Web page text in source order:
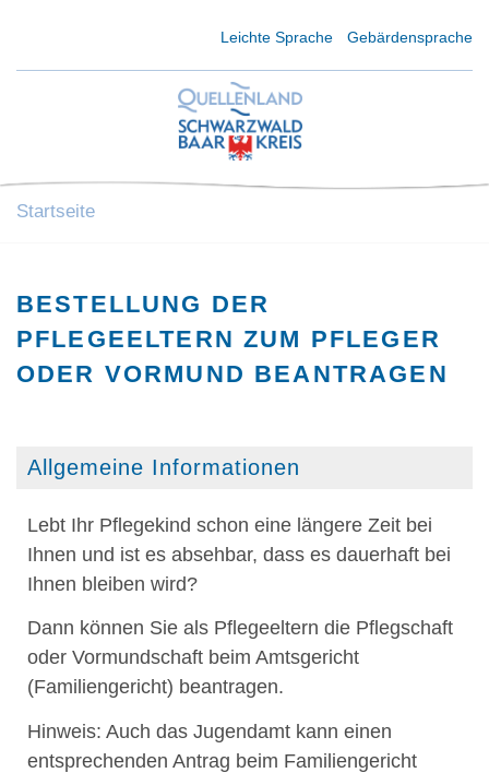
Leichte Sprache Gebärdensprache
Startseite
BESTELLUNG DER
PFLEGEELTERN ZUM PFLEGER
ODER VORMUND BEANTRAGEN
Allgemeine Informationen
Lebt Ihr Pflegekind schon eine längere Zeit bei
Ihnen und ist es absehbar, dass es dauerhaft bei
Ihnen bleiben wird?
Dann können Sie als Pflegeeltern die Pflegschaft
oder Vormundschaft beim Amtsgericht
(Familiengericht) beantragen.
Hinweis: Auch das Jugendamt kann einen
entsprechenden Antrag beim Familiengericht